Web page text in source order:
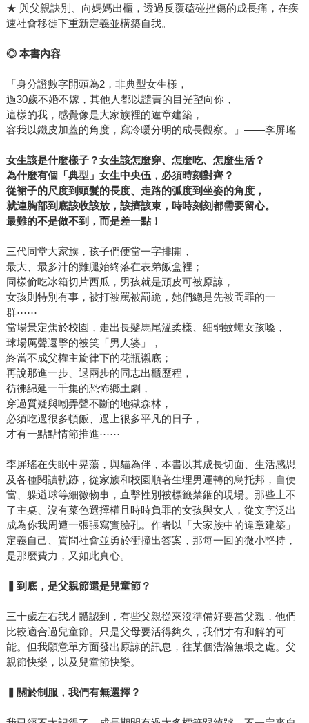
★ 與父親訣別、向媽媽出櫃，透過反覆磕碰挫傷的成長痛，在疾
速社會移徙下重新定義並構築自我。
◎ 本書內容
「身分證數字開頭為2，非典型女生樣，
過30歲不婚不嫁，其他人都以譴責的目光望向你，
這樣的我，感覺像是大家族裡的違章建築，
容我以鐵皮加蓋的角度，寫冷暖分明的成長觀察。」——李屏瑤
女生該是什麼樣子？女生該怎麼穿、怎麼吃、怎麼生活？
為什麼有個「典型」女生中央伍，必須時刻對齊？
從裙子的尺度到頭髮的長度、走路的弧度到坐姿的角度，
就連胸部到底該收該放，該擠該束，時時刻刻都需要留心。
最難的不是做不到，而是差一點！
三代同堂大家族，孩子們便當一字排開，
最大、最多汁的雞腿始終落在表弟飯盒裡；
同樣偷吃冰箱切片西瓜，男孩就是頑皮可被原諒，
女孩則特別有事，被打被罵被罰跪，她們總是先被問罪的一
群⋯⋯
當場景定焦於校園，走出長髮馬尾溫柔樣、細弱蚊蠅女孩嗓，
球場厲聲還擊的被笑「男人婆」，
終當不成父權主旋律下的花瓶襯底；
再說那進一步、退兩步的同志出櫃歷程，
彷彿綿延一千集的恐怖鄉土劇，
穿過質疑與嘲弄聲不斷的地獄森林，
必須吃過很多頓飯、過上很多平凡的日子，
才有一點點情節推進⋯⋯
李屏瑤在失眠中晃蕩，與貓為伴，本書以其成長切面、生活感思
及各種閱讀軌跡，從家族和校園順著生理男運轉的烏托邦，自便
當、躲避球等細微物事，直擊性別被標籤禁錮的現場。那些上不
了主桌、沒有菜色選擇權且時時負罪的女孩與女人，從文字泛出
成為你我周遭一張張寫實臉孔。作者以「大家族中的違章建築」
定義自己、質問社會並勇於衝撞出答案，那每一回的微小堅持，
是那麼費力，又如此真心。
▍到底，是父親節還是兒童節？
三十歲左右我才體認到，有些父親從來沒準備好要當父親，他們
比較適合過兒童節。只是父母要活得夠久，我們才有和解的可
能。但我願意單方面發出原諒的訊息，往某個浩瀚無垠之處。父
親節快樂，以及兒童節快樂。
▍關於制服，我們有無選擇？